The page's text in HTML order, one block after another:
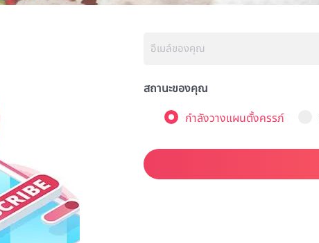
สถานะของคุณ
กำลังวางแผนตั้งครรภ์